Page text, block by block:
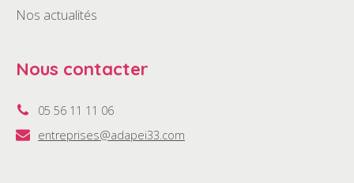
Nos actualités
Nous contacter
05 56 11 11 06
entreprises@adapei33.com